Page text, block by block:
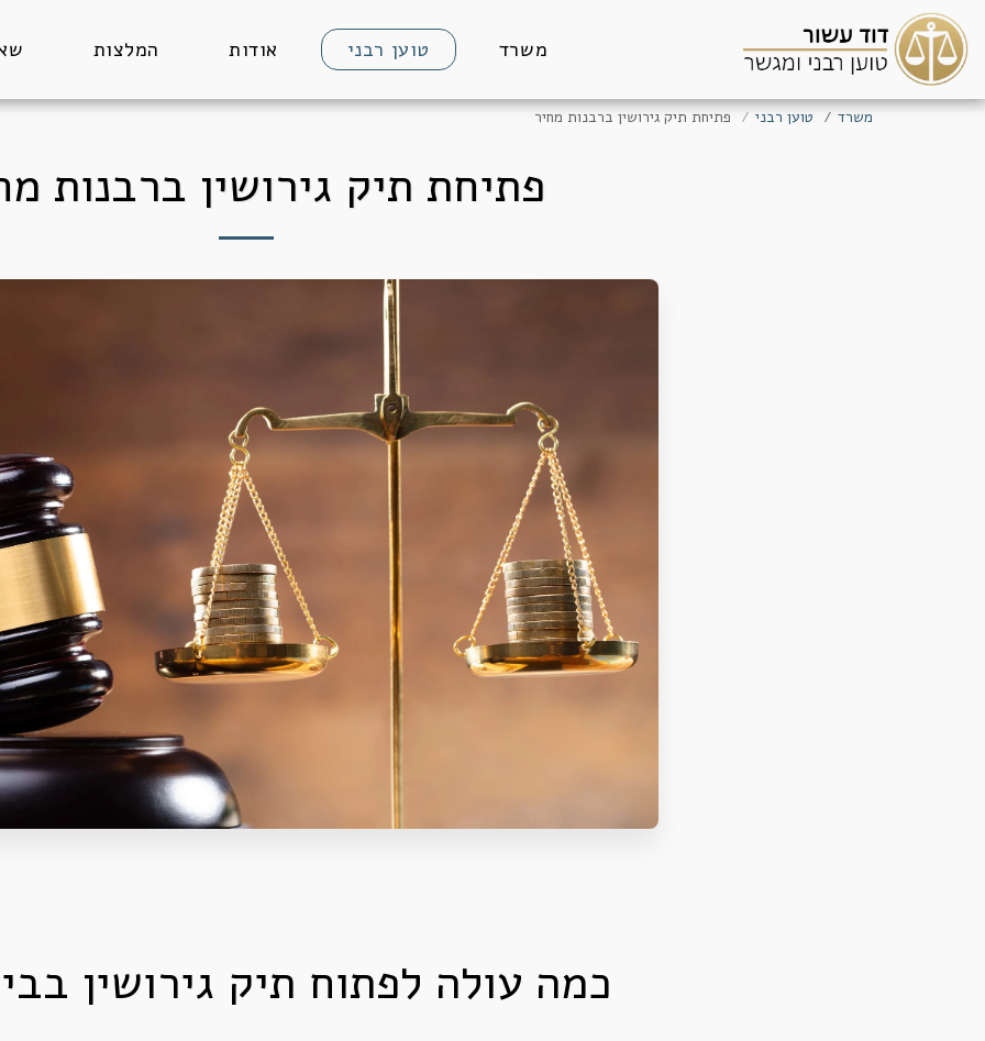
משרד טוען רבני אודות המלצות
משרד טוען רבני פתיחת תיק גירושין ברבנות מחיר
פתיחת תיק גירושין ברבנות
כמה עולה לפתוח תיק גירושין